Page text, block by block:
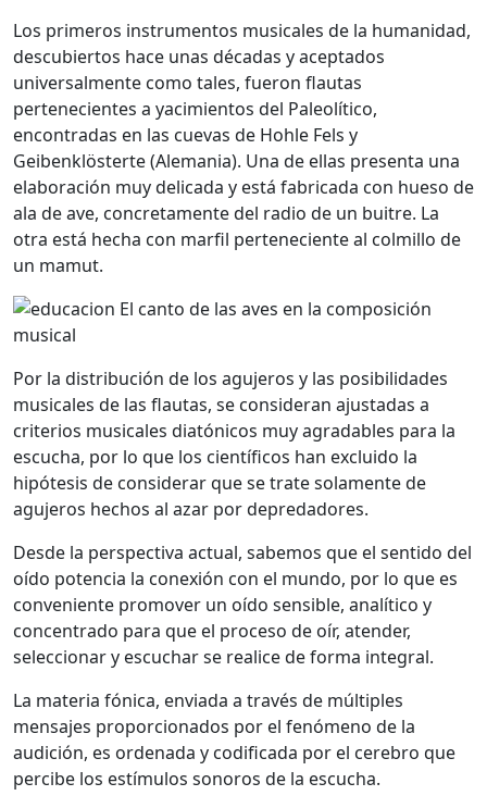
Los primeros instrumentos musicales de la humanidad,
descubiertos hace unas décadas y aceptados
universalmente como tales, fueron flautas
pertenecientes a yacimientos del Paleolítico,
encontradas en las cuevas de Hohle Fels y
Geibenklösterte (Alemania). Una de ellas presenta una
elaboración muy delicada y está fabricada con hueso de
ala de ave, concretamente del radio de un buitre. La
otra está hecha con marfil perteneciente al colmillo de
un mamut.
Por la distribución de los agujeros y las posibilidades
musicales de las flautas, se consideran ajustadas a
criterios musicales diatónicos muy agradables para la
escucha, por lo que los científicos han excluido la
hipótesis de considerar que se trate solamente de
agujeros hechos al azar por depredadores.
Desde la perspectiva actual, sabemos que el sentido del
oído potencia la conexión con el mundo, por lo que es
conveniente promover un oído sensible, analítico y
concentrado para que el proceso de oír, atender,
seleccionar y escuchar se realice de forma integral.
La materia fónica, enviada a través de múltiples
mensajes proporcionados por el fenómeno de la
audición, es ordenada y codificada por el cerebro que
percibe los estímulos sonoros de la escucha.